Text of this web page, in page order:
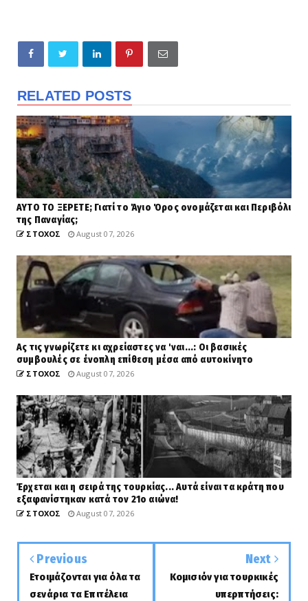
RELATED POSTS
ΑΥΤΟ ΤΟ ΞΕΡΕΤΕ; Γιατί το Άγιο Όρος ονομάζεται και Περιβόλι
της Παναγίας;
ΣΤΟΧΟΣ August 07, 2026
Ας τις γνωρίζετε κι αχρείαστες να 'ναι...: Οι βασικές
συμβουλές σε ένοπλη επίθεση μέσα από αυτοκίνητο
ΣΤΟΧΟΣ August 07, 2026
Έρχεται και η σειρά της τουρκίας... Αυτά είναι τα κράτη που
εξαφανίστηκαν κατά τον 21ο αιώνα!
ΣΤΟΧΟΣ August 07, 2026
Previous
Ετοιμάζονται για όλα τα
σενάρια τα Επιτέλεια
Next
Κομισιόν για τουρκικές
υπερπτήσεις: